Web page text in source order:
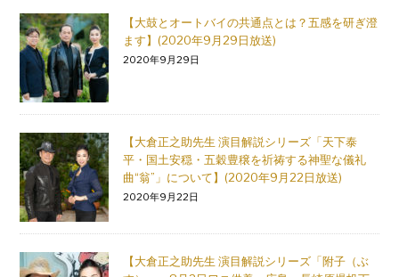
【大鼓とオートバイの共通点とは？五感を研ぎ澄
ます】(2020年9月29日放送)
2020年9月29日
【大倉正之助先生 演目解説シリーズ「天下泰
平・国土安穏・五穀豊穣を祈祷する神聖な儀礼
曲“翁”」について】(2020年9月22日放送)
2020年9月22日
【大倉正之助先生 演目解説シリーズ「附子（ぶ